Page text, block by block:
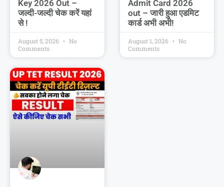
Key 2026 Out –
जल्दी-जल्दी चेक करें यहां
से !
August 5, 2026
No
Comments
Admit Card 2026
out – जारी हुआ एडमिट
कार्ड अभी अभी!
August 1, 2026
No
Comments